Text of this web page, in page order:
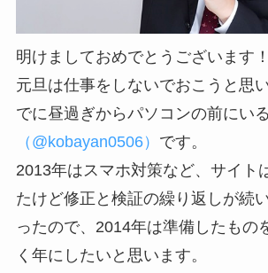
明けましておめでとうございます！
元旦は仕事をしないでおこうと思
でに昼過ぎからパソコンの前にいる
（@kobayan0506） です。
2013年はスマホ対策など、サイト
たけど修正と検証の繰り返しが続
ったので、2014年は準備したもの
く年にしたいと思います。